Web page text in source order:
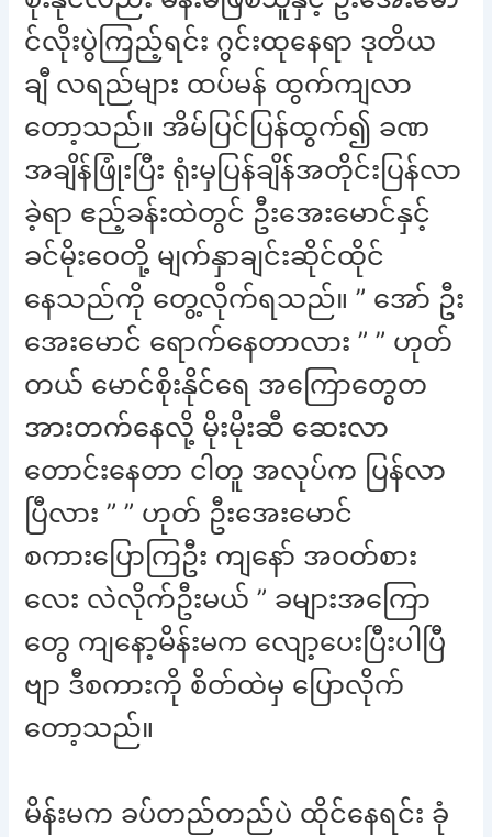
င်လိုးပွဲကြည့်ရင်း ဂွင်းထုနေရာ ဒုတိယ
ချီ လရည်များ ထပ်မန် ထွက်ကျလာ
တော့သည်။ အိမ်ပြင်ပြန်ထွက်၍ ခဏ
အချိန်ဖြုံးပြီး ရုံးမှပြန်ချိန်အတိုင်းပြန်လာ
ခဲ့ရာ ဧည့်ခန်းထဲတွင် ဦးအေးမောင်နှင့်
ခင်မိုးဝေတို့ မျက်နှာချင်းဆိုင်ထိုင်
နေသည်ကို တွေ့လိုက်ရသည်။ ” အော် ဦး
အေးမောင် ရောက်နေတာလား ” ” ဟုတ်
တယ် မောင်စိုးနိုင်ရေ အကြောတွေတ
အားတက်နေလို့ မိုးမိုးဆီ ဆေးလာ
တောင်းနေတာ ငါတူ အလုပ်က ပြန်လာ
ပြီလား ” ” ဟုတ် ဦးအေးမောင်
စကားပြောကြဦး ကျနော် အဝတ်စား
လေး လဲလိုက်ဦးမယ် ” ခများအကြော
တွေ ကျနော့မိန်းမက လျော့ပေးပြီးပါပြီ
ဗျာ ဒီစကားကို စိတ်ထဲမှ ပြောလိုက်
တော့သည်။
မိန်းမက ခပ်တည်တည်ပဲ ထိုင်နေရင်း ခုံ